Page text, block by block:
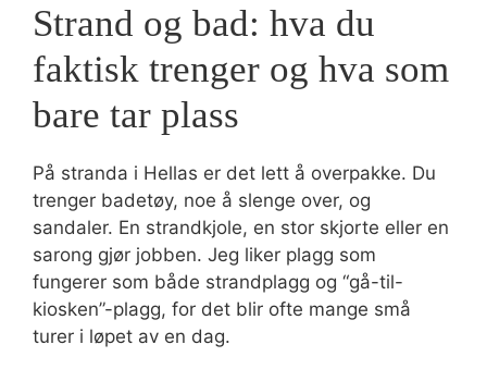
Strand og bad: hva du
faktisk trenger og hva som
bare tar plass
På stranda i Hellas er det lett å overpakke. Du
trenger badetøy, noe å slenge over, og
sandaler. En strandkjole, en stor skjorte eller en
sarong gjør jobben. Jeg liker plagg som
fungerer som både strandplagg og “gå-til-
kiosken”-plagg, for det blir ofte mange små
turer i løpet av en dag.